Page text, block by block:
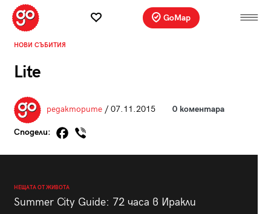
GoMap
НОВИ СЪБИТИЯ
Lite
редакторите/ 07.11.2015 0 коментара
Сподели:
НЕЩАТА ОТ ЖИВОТА
Summer City Guide: 72 часа в Иракли